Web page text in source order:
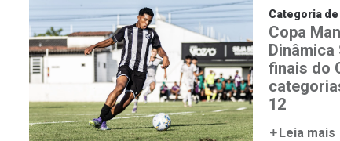
Categoria de
Copa
finais do
12
Leia mais